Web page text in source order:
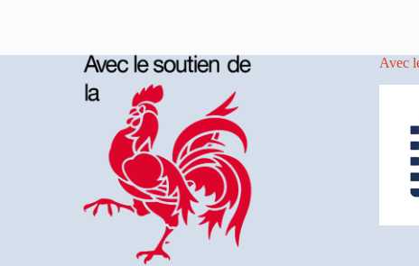
Avec